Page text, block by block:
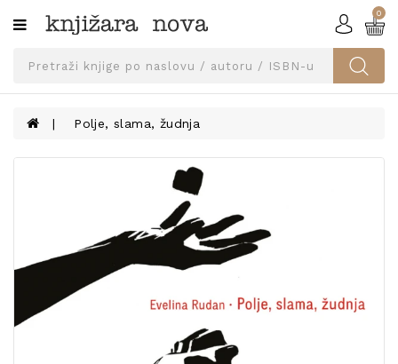
Kategorije
SVEUČILIŠNA
UDŽBENICI
KNJIGE
NARUČI
UDŽBENIKE!
BLOG
0
Polje, slama, žudnja